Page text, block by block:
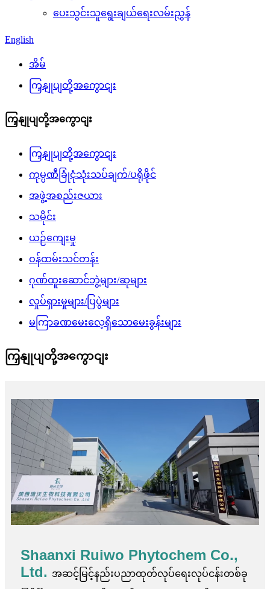
ပေးသွင်းသူရွေးချယ်ရေးလမ်းညွှန်
English
အိမ်
ကြှနျုပျတို့အကွောငျး
ကြှနျုပျတို့အကွောငျး
ကြှနျုပျတို့အကွောငျး
ကုမ္ပဏီခြုံငုံသုံးသပ်ချက်/ပရိုဖိုင်
အဖွဲ့အစည်းဇယား
သမိုင်း
ယဉ်ကျေးမှု
ဝန်ထမ်းသင်တန်း
ဂုဏ်ထူးဆောင်ဘွဲ့များ/ဆုများ
လှုပ်ရှားမှုများ/ပြပွဲများ
မကြာခဏမေးလေ့ရှိသောမေးခွန်းများ
ကြှနျုပျတို့အကွောငျး
Shaanxi Ruiwo Phytochem Co.,
Ltd. အဆင့်မြင့်နည်းပညာထုတ်လုပ်ရေးလုပ်ငန်းတစ်ခု